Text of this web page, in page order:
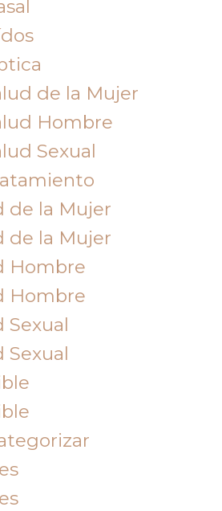
de la Mujer
Hombre
Sexual
de la Mujer
de la Mujer
Hombre
Hombre
Sexual
Sexual